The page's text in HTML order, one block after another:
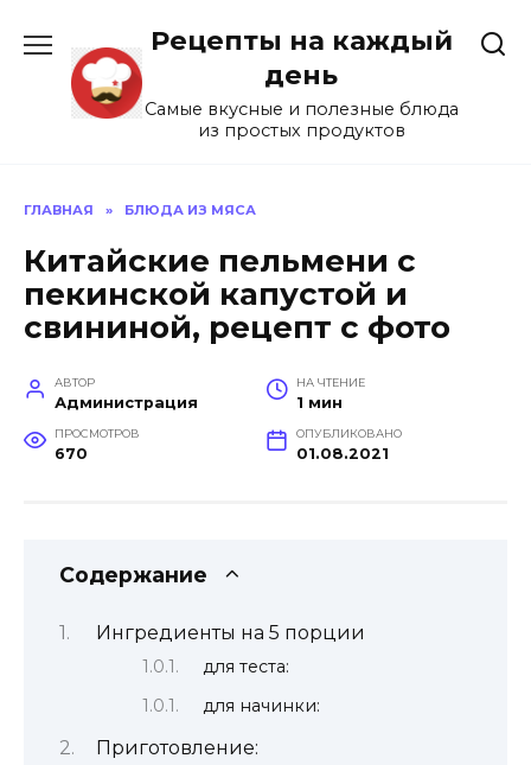
содержанию
Рецепты на каждый
день
Самые вкусные и полезные блюда
из простых продуктов
ГЛАВНАЯ » БЛЮДА ИЗ МЯСА
Китайские пельмени с
пекинской капустой и
свининой, рецепт с фото
АВТОР
Администрация
НА ЧТЕНИЕ
1 мин
ПРОСМОТРОВ
670
ОПУБЛИКОВАНО
01.08.2021
Содержание
Ингредиенты на 5 порции
для теста:
для начинки:
Приготовление: